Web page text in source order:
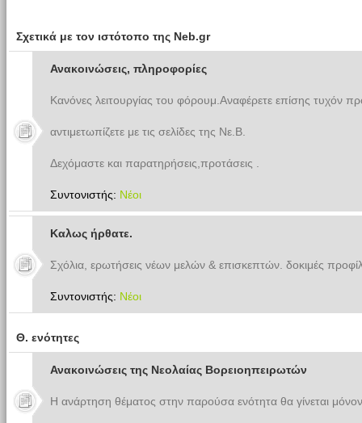
Σχετικά με τον ιστότοπο της Neb.gr
Ανακοινώσεις, πληροφορίες
Κανόνες λειτουργίας του φόρουμ.Αναφέρετε επίσης τυχόν
αντιμετωπίζετε με τις σελίδες της Νε.Β.
Δεχόμαστε και παρατηρήσεις,προτάσεις .
Συντονιστής: Νέοι
Καλως ήρθατε.
Σχόλια, ερωτήσεις νέων μελών & επισκεπτών. δοκιμές
Συντονιστής: Νέοι
Θ. ενότητες
Ανακοινώσεις της Νεολαίας Βορειοηπειρωτών
Η ανάρτηση θέματος στην παρούσα ενότητα θα γίνεται